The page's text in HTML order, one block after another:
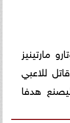
مارتينيز
قاتل للاعبي
هدفا